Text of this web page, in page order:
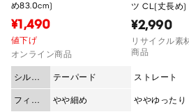
め83.0cm)
¥1,490
値下げ
オンライン商品
シルエ
ット
テーパード
フィッ
やや細め
ツ CL(丈長め)
¥2,990
リサイクル素
商品
ストレート
ややゆったり